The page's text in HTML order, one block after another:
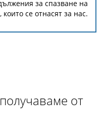
за спазване на
се отнасят за нас.
от